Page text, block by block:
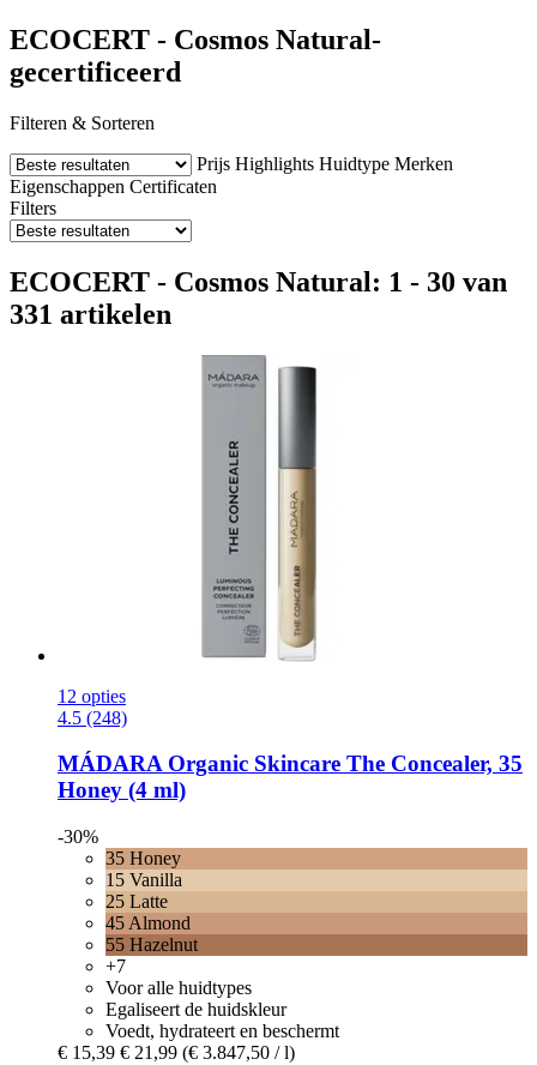
ECOCERT - Cosmos Natural-
gecertificeerd
Filteren & Sorteren
Prijs Highlights Huidtype Merken
Eigenschappen Certificaten
Filters
ECOCERT - Cosmos Natural: 1 - 30 van
331 artikelen
12 opties
4.5 (248)
MÁDARA Organic Skincare The Concealer, 35
Honey (4 ml)
-30%
35 Honey
15 Vanilla
25 Latte
45 Almond
55 Hazelnut
+7
Voor alle huidtypes
Egaliseert de huidskleur
Voedt, hydrateert en beschermt
€ 15,39 € 21,99 (€ 3.847,50 / l)